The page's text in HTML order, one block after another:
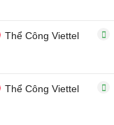
Thể Công Viettel
Thể Công Viettel